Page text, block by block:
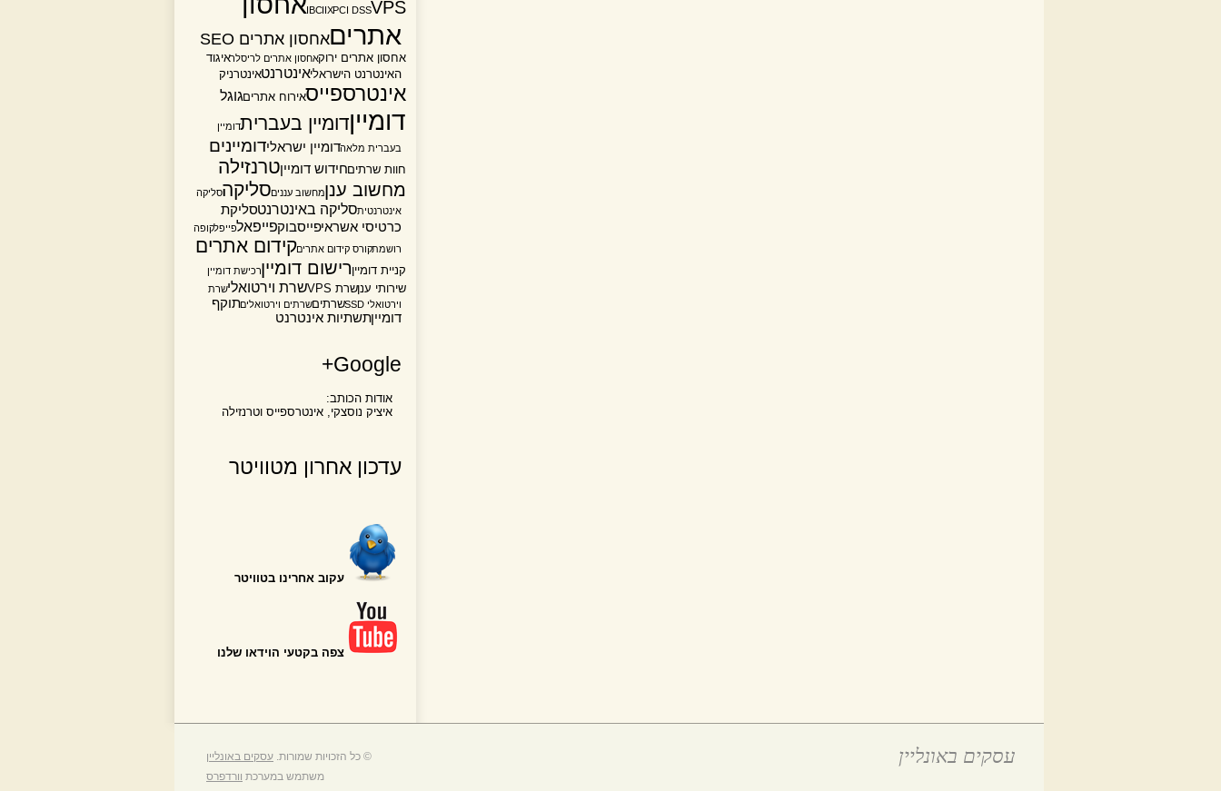
IBCIIXPCI DSSVPS
אתריםאחסון אתרים SEO
אחסון אתרים ירוקאחסון אתרים לריסלראיגוד
האינטרנט הישראליאינטרנטאינטרניק
אינטרספייסאירוח אתריםגוגל
דומייןדומיין בעבריתדומיין
בעברית מלאהדומיין ישראלידומיינים
חוות שרתיםחידוש דומייןטרנזילה
מחשוב ענןמחשוב ענניםסליקהסליקה
אינטרנטיתסליקה באינטרנטסליקת
כרטיסי אשראיפייסבוקפייפאלפייפלקופה
רושמתקורס קידום אתריםקידום אתרים
קניית דומייןרישום דומייןרכישת דומיין
שירותי ענןשרת VPS שרת וירטואלישרת
וירטואלי SSD
שרתיםשרתים וירטואליםתוקף
דומייןתשתיות אינטרנט
Google+
אודות הכותב:
איציק נוסצקי, אינטרספייס וטרנזילה
עדכון אחרון מטוויטר
עקוב אחרינו בטוויטר
צפה בקטעי הוידאו שלנו
עסקים באונליין © כל הזכויות שמורות. עסקים באונליין
משתמש במערכת וורדפרס